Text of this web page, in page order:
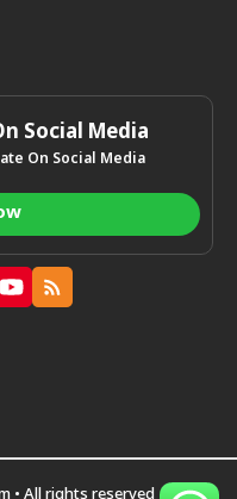
Social Media
On Social Media
• All rights reserved